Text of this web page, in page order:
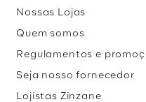
Nossas Lojas
Quem somos
Regulamentos e
Seja nosso fornecedor
Lojistas Zinzane